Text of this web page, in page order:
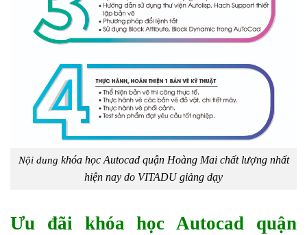
Nội dung khóa học Autocad quận Hoàng Mai chất lượng nhất
hiện nay do VITADU giảng dạy
Ưu đãi khóa học Autocad quận